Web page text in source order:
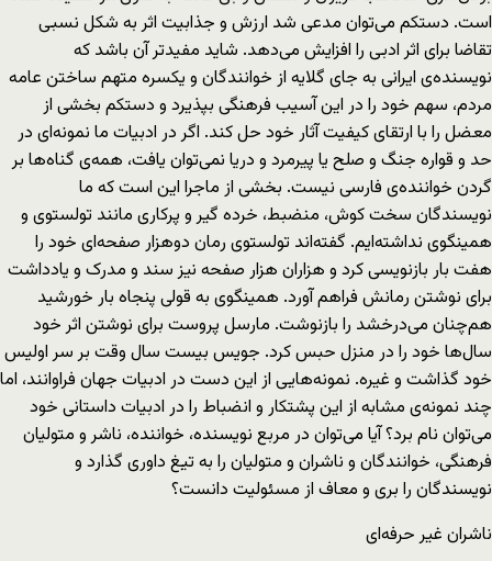
است. دستکم می‌توان مدعی شد ارزش و جذابیت اثر به شکل نسبی
تقاضا برای اثر ادبی را افزایش می‌دهد. شاید مفیدتر آن باشد که
نویسنده‌ی ایرانی به جای گلایه از خوانندگان و یکسره متهم ساختن عامه
مردم، سهم خود را در این آسیب فرهنگی بپذیرد و دستکم بخشی از
معضل را با ارتقای کیفیت آثار خود حل کند. اگر در ادبیات ما نمونه‌ای در
حد و قواره جنگ و صلح یا پیرمرد و دریا نمی‌توان یافت، همه‌ی گناه‌ها بر
گردن خواننده‌ی فارسی نیست. بخشی از ماجرا این است که ما
نویسندگان سخت کوش، منضبط، خرده گیر و پرکاری مانند تولستوی و
همینگوی نداشته‌ایم. گفته‌اند تولستوی رمان دوهزار صفحه‌ای خود را
هفت بار بازنویسی کرد و هزاران هزار صفحه نیز سند و مدرک و یادداشت
برای نوشتن رمانش فراهم آورد. همینگوی به قولی پنجاه بار خورشید
هم‌چنان می‌درخشد را بازنوشت. مارسل پروست برای نوشتن اثر خود
سال‌ها خود را در منزل حبس کرد. جویس بیست سال وقت بر سر اولیس
خود گذاشت و غیره. نمونه‌هایی از این دست در ادبیات جهان فراوانند، اما
چند نمونه‌ی مشابه از این پشتکار و انضباط را در ادبیات داستانی خود
می‌توان نام برد؟ آیا می‌توان در مربع نویسنده، خواننده، ناشر و متولیان
فرهنگی، خوانندگان و ناشران و متولیان را به تیغ داوری گذارد و
نویسندگان را بری و معاف از مسئولیت دانست؟
ناشران غیر حرفه‌ای